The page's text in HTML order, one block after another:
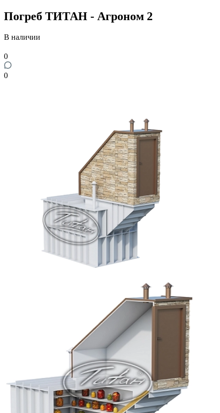
Погреб ТИТАН - Агроном 2
В наличии
0
0